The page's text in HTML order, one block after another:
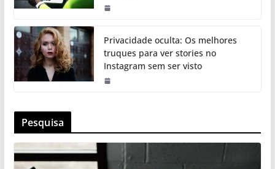
Privacidade oculta: Os melhores
truques para ver stories no
Instagram sem ser visto
Pesquisa